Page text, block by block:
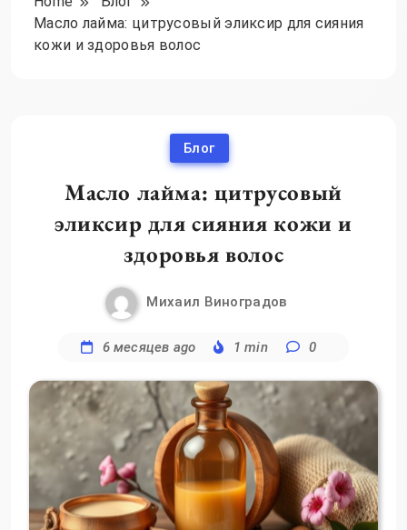
Масло лайма: цитрусовый эликсир для сияния
кожи и здоровья волос
Блог
Масло лайма: цитрусовый
эликсир для сияния кожи и
здоровья волос
Михаил Виноградов
6 месяцев ago 1 min 0